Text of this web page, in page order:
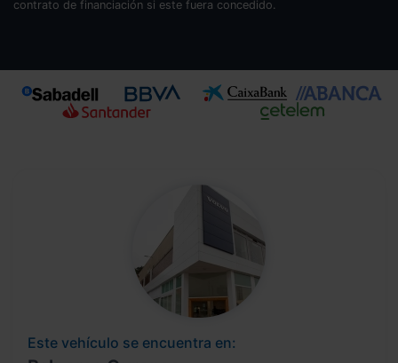
contrato de financiación si este fuera concedido.
Este vehículo se encuentra en: